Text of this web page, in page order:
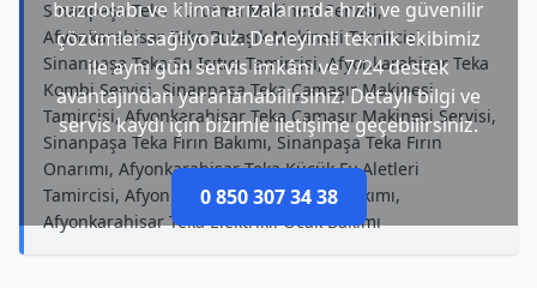
buzdolabı ve klima arızalarında hızlı ve güvenilir
çözümler sağlıyoruz. Deneyimli teknik ekibimiz
ile aynı gün servis imkânı ve 7/24 destek
avantajından yararlanabilirsiniz. Detaylı bilgi ve
servis kaydı için bizimle iletişime geçebilirsiniz.
0 850 307 34 38
Sinanpaşa Teka Kurutma Makinesi Servisi,
Afyonkarahisar Teka Bulaşık Makinesi Tamircisi,
Sinanpaşa Teka Su Isıtıcı Tamircisi, Afyonkarahisar Teka
Kombi Servisi, Sinanpaşa Teka Çamaşır Makinesi
Tamircisi, Afyonkarahisar Teka Çamaşır Makinesi Servisi,
Sinanpaşa Teka Fırın Bakımı, Sinanpaşa Teka Fırın
Onarımı, Afyonkarahisar Teka Küçük Ev Aletleri
Tamircisi, Afyonkarahisar Teka Klima Bakımı,
Afyonkarahisar Teka Elektrikli Ocak Bakımı